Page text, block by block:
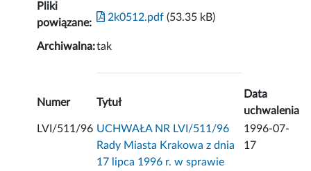
Pliki
powiązane:
2k0512.pdf (53.35 kB)
Archiwalna:tak
Numer Tytuł
Data
uchwalenia
LVI/511/96 UCHWAŁA NR LVI/511/96
Rady Miasta Krakowa z dnia
17 lipca 1996 r. w sprawie
1996-07-
17